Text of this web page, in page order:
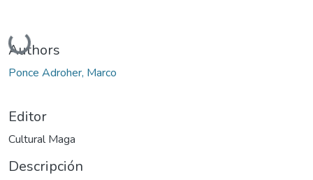
Cargando...
Authors
Ponce Adroher, Marco
Editor
Cultural Maga
Descripción